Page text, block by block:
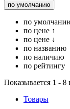
по умолчанию
по
по цене ↑
по цене ↓
по названию
по наличию
по рейтингу
Показывается 1 - 8
Товары